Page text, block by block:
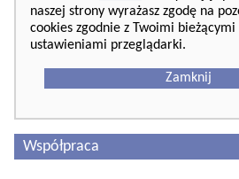
naszej strony wyrażasz zgodę na
cookies zgodnie z Twoimi bieżącymi
ustawieniami przeglądarki.
Zamknij
Współpraca